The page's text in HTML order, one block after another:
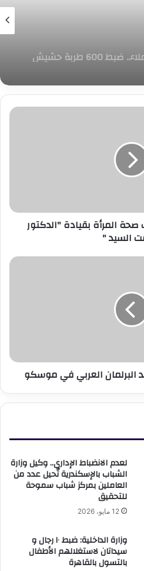
الطابق الثاني بمنطقة
صحة المرأة بقيادة "الدكتور
السيد "
البرلمان العربي في موسكو
لعدم الانضباط الإداري.. وكيل وزارة
الشباب بالإسكندرية تُحيل عدد من
العاملين بمركز شباب سموحة
للتحقيق
12 مايو، 2026
وزارة الداخلية: ضبط ١٠ رجال و
سيداتان لاستغلالهم الأطفال
بالتسول بالقاهرة